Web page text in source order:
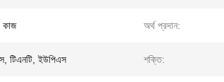
কাজ অর্থ প্রদান:
টিএনটি, ইউপিএস শক্তি: